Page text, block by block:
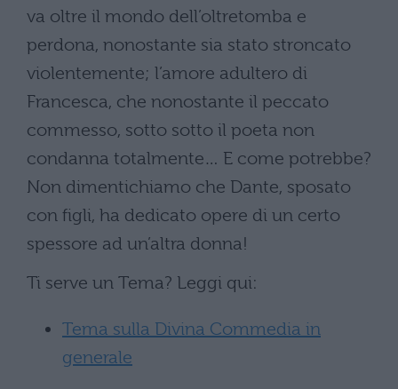
va oltre il mondo dell’oltretomba e
perdona, nonostante sia stato stroncato
violentemente; l’amore adultero di
Francesca, che nonostante il peccato
commesso, sotto sotto il poeta non
condanna totalmente… E come potrebbe?
Non dimentichiamo che Dante, sposato
con figli, ha dedicato opere di un certo
spessore ad un’altra donna!
Ti serve un Tema? Leggi qui:
Tema sulla Divina Commedia in
generale